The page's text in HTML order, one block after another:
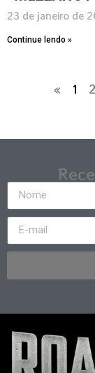
23 de janeiro de
Continue lendo »
« 1 2